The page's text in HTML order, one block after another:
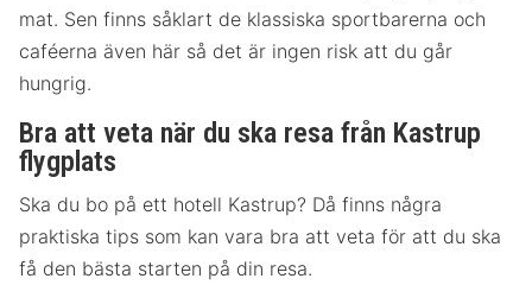
mat. Sen finns såklart de klassiska sportbarerna och
caféerna även här så det är ingen risk att du går
hungrig.
Bra att veta när du ska resa från Kastrup
flygplats
Ska du bo på ett hotell Kastrup? Då finns några
praktiska tips som kan vara bra att veta för att du ska
få den bästa starten på din resa.